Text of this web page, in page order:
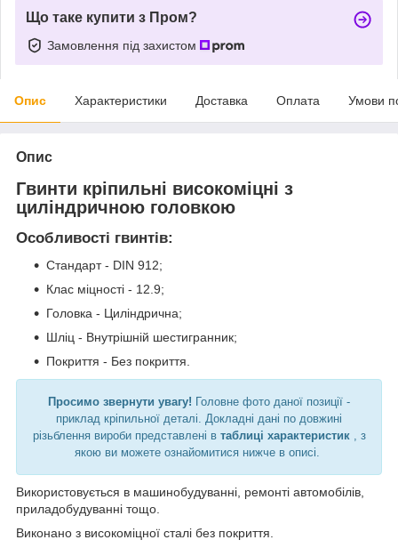
Що таке купити з Пром?
Замовлення під захистом
Опис Характеристики Доставка Оплата Умови
Опис
Гвинти кріпильні високоміцні з
циліндричною головкою
Особливості гвинтів:
Стандарт - DIN 912;
Клас міцності - 12.9;
Головка - Циліндрична;
Шліц - Внутрішній шестигранник;
Покриття - Без покриття.
Просимо звернути увагу! Головне фото даної позиції -
приклад кріпильної деталі. Докладні дані по довжині
різьблення вироби представлені в таблиці характеристик , з
якою ви можете ознайомитися нижче в описі.
Використовується в машинобудуванні, ремонті автомобілів,
приладобудуванні тощо.
Виконано з високоміцної сталі без покриття.